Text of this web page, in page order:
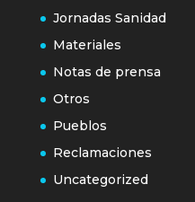
Jornadas Sanidad
Materiales
Notas de prensa
Otros
Pueblos
Reclamaciones
Uncategorized